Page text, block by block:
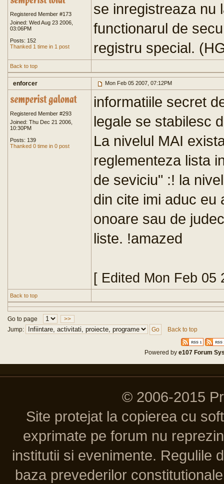
Registered Member #173
Joined: Wed Aug 23 2006,
03:06PM
Posts: 152
Thanked 1 time in 1 post
se inregistreaza nu
functionarul de
registru special.
Back to top
enforcer Mon Feb 05 2007, 07:12PM
Registered Member #293
Joined: Thu Dec 21 2006,
10:30PM
Posts: 139
Thanked 0 time in 0 post
informatiile secret
legale se stabilesc
La nivelul MAI
reglementeza lista
de seviciu" :! la
din cite imi aduc eu
onoare sau de
liste. !amazed
[ Edited Mon Feb 05
Back to top
Go to page
>>
Jump:
Back to top
Powered bye107 Forum
© 2006-2015
Site protejat la copierea cu
exprimate pe forum nu
institutii si evenimente. Regulile
baza prevederilor